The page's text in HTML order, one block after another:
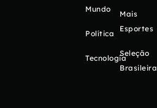
Mundo
Política
Tecnologia
Mais
Esportes
Seleção
Brasileira